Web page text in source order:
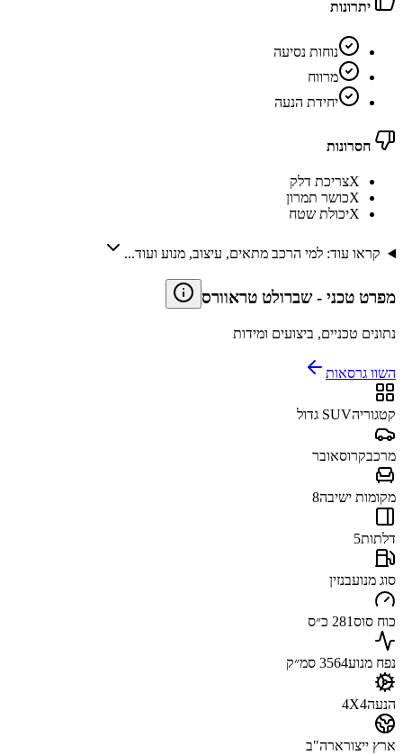
יתרונות
נוחות נסיעה
מרווח
יחידת הנעה
חסרונות
Xצריכת דלק
Xכושר תמרון
Xיכולת שטח
קראו עוד: למי הרכב מתאים, עיצוב, מנוע ועוד...
מפרט טכני - שברולט טראוורס
נתונים טכניים, ביצועים ומידות
השוו גרסאות
קטגוריהSUV גדול
מרכבקרוסאובר
מקומות ישיבה8
דלתות5
סוג מנועבנזין
כוח סוס281 כ״ס
נפח מנוע3564 סמ״ק
הנעה4X4
ארץ ייצורארה"ב